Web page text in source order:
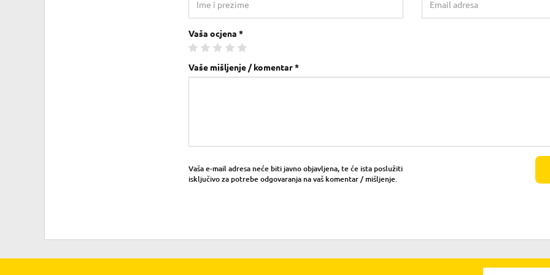
Vaša ocjena *
Vaše mišljenje / komentar *
Vaša e-mail adresa neće biti javno objavljena, te će ista poslužiti
isključivo za potrebe odgovaranja na vaš komentar / mišljenje.